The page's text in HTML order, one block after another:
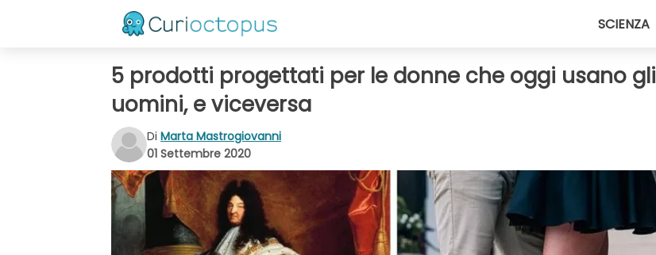
SCIENZA
5 prodotti progettati per le donne che oggi usano gli
uomini, e viceversa
Di Marta Mastrogiovanni
01 Settembre 2020